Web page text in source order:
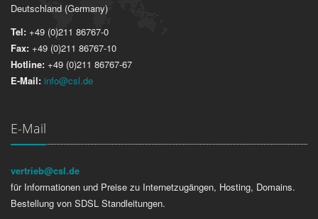
Deutschland (Germany)
Tel: +49 (0)211 86767-0
Fax: +49 (0)211 86767-10
Hotline: +49 (0)211 86767-67
E-Mail: info@csl.de
E-Mail
vertrieb@csl.de
für Informationen und Preise zu Internetzugängen, Hosting, Domains.
Bestellung von SDSL Standleitungen.